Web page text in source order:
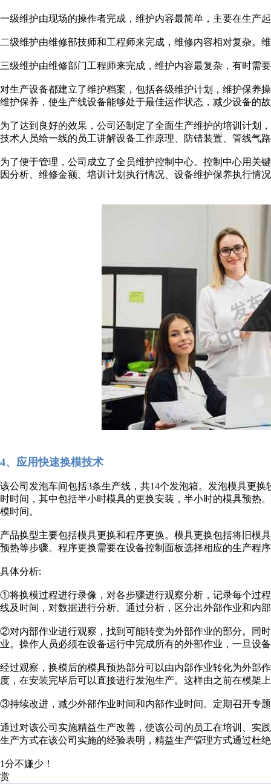
一级维护由现场的操作者完成，维护内容最简单，主要在生产
二级维护由维修部技师和工程师来完成，维修内容相对复杂。
三级维护由维修部门工程师来完成，维护内容最复杂，有时需
对生产设备都建立了维护档案，包括各级维护计划，维护保养
维护保养，使生产线设备能够处于最佳运作状态，减少设备的
为了达到良好的效果，公司还制定了全面生产维护的培训计划
技术人员给一线的员工讲解设备工作原理、防错装置、管线气
为了便于管理，公司成立了全员维护控制中心。控制中心用关
因分析、维修金额、培训计划执行情况、设备维护保养执行情
4、应用快速换模技术
该公司发泡车间包括3条生产线，共14个发泡箱。发泡模具更
时时间，其中包括半小时模具的更换安装，半小时的模具预热
模时间。
产品换型主要包括模具更换和程序更换。模具更换包括将旧模
预热等步骤。程序更换需要在设备控制面板选择相应的生产程
具体分析:
①将换模过程进行录像，对各步骤进行观察分析，记录每个过
线及时间，对数据进行分析。通过分析，区分出外部作业和内
②对内部作业进行观察，找到可能转变为外部作业的部分。同
业。操作人员必须在设备运行中完成所有的外部作业，一旦设
经过观察，换模后的模具预热部分可以由内部作业转化为外部
度，在安装完毕后可以直接进行发泡生产。这样由之前在模架
③持续改进，减少外部作业时间和内部作业时间。定期召开专
通过对该公司实施精益生产改善，使该公司的员工在培训、实
生产方式在该公司实施的经验表明，精益生产管理方式通过杜
1分不嫌少！
赏